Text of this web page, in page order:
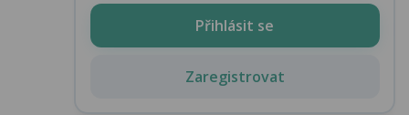
Přihlásit se
Zaregistrovat